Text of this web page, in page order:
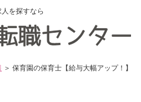
を探すなら
＞ 保育園の保育士【給与大幅アップ！】